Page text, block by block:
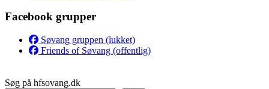
Facebook grupper
Søvang gruppen (lukket)
Friends of Søvang (offentlig)
Søg på hfsovang.dk